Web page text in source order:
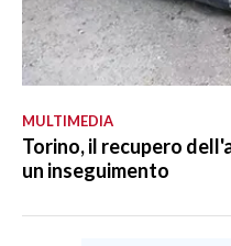
MULTIMEDIA
Torino, il recupero
un inseguimento